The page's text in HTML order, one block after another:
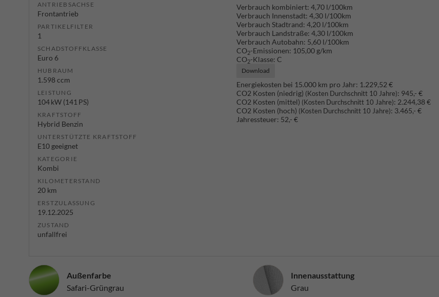
ANTRIEBSACHSE
Frontantrieb
PARTIKELFILTER
1
SCHADSTOFFKLASSE
Euro 6
HUBRAUM
1.598 ccm
LEISTUNG
104 kW (141 PS)
KRAFTSTOFF
Hybrid Benzin
UNTERSTÜTZTE KRAFTSTOFF
E10 geeignet
KATEGORIE
Kombi
KILOMETERSTAND
20 km
ERSTZULASSUNG
19.12.2025
ZUSTAND
unfallfrei
Verbrauch kombiniert: 4,70 l/100km
Verbrauch Innenstadt: 4,30 l/100km
Verbrauch Stadtrand: 4,20 l/100km
Verbrauch Landstraße: 4,30 l/100km
Verbrauch Autobahn: 5,60 l/100km
CO2-Emissionen: 105,00 g/km
CO2-Klasse: C
Download
Energiekosten bei 15.000 km pro Jahr: 1.229,52 €
CO2 Kosten (niedrig) (Kosten Durchschnitt 10 Jahre): 945,- €
CO2 Kosten (mittel) (Kosten Durchschnitt 10 Jahre): 2.244,38 €
CO2 Kosten (hoch) (Kosten Durchschnitt 10 Jahre): 3.465,- €
Jahressteuer: 52,- €
Außenfarbe
Safari-Grüngrau
InnenausstattungInnenausstattung
Grau